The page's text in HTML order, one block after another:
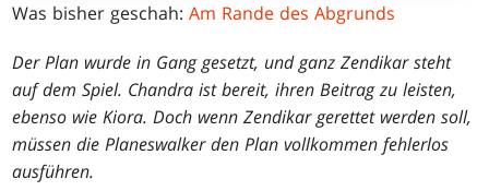
Was bisher geschah:Am Rande des Abgrunds
Der Plan wurde in Gang gesetzt, und ganz Zendikar steht
auf dem Spiel. Chandra ist bereit, ihren Beitrag zu leisten,
ebenso wie Kiora. Doch wenn Zendikar gerettet werden soll,
müssen die Planeswalker den Plan vollkommen fehlerlos
ausführen.